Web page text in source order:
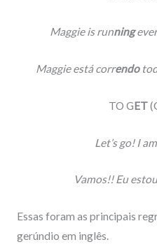
Maggie is running
Maggie está correndo
TO GET
Let’s go! I
Vamos!! Eu
Essas foram as principais
gerúndio em inglês.